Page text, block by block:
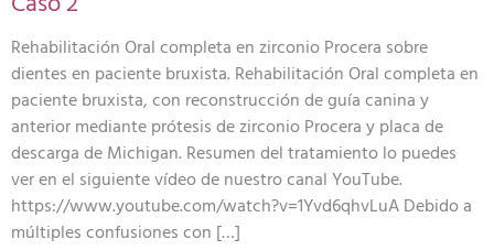
Rehabilitación Oral completa en zirconio Procera sobre
dientes en paciente bruxista. Rehabilitación Oral completa en
paciente bruxista, con reconstrucción de guía canina y
anterior mediante prótesis de zirconio Procera y placa de
descarga de Michigan. Resumen del tratamiento lo puedes
ver en el siguiente vídeo de nuestro canal YouTube.
https://www.youtube.com/watch?v=1Yvd6qhvLuA Debido a
múltiples confusiones con […]